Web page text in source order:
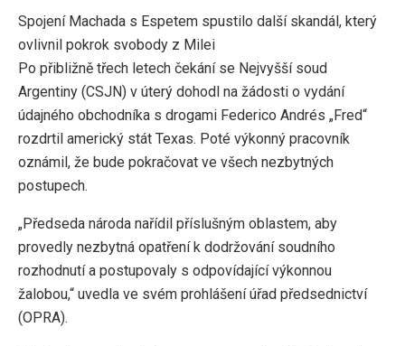
Spojení Machada s Espetem spustilo další skandál, který
ovlivnil pokrok svobody z Milei
Po přibližně třech letech čekání se Nejvyšší soud
Argentiny (CSJN) v úterý dohodl na žádosti o vydání
údajného obchodníka s drogami Federico Andrés „Fred“
rozdrtil americký stát Texas. Poté výkonný pracovník
oznámil, že bude pokračovat ve všech nezbytných
postupech.
„Předseda národa nařídil příslušným oblastem, aby
provedly nezbytná opatření k dodržování soudního
rozhodnutí a postupovaly s odpovídající výkonnou
žalobou,“ uvedla ve svém prohlášení úřad předsednictví
(OPRA).